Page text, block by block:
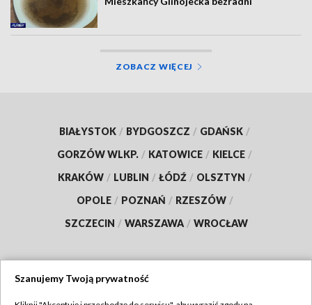
ZOBACZ WIĘCEJ
BIAŁYSTOK / BYDGOSZCZ / GDAŃSK /
GORZÓW WLKP. / KATOWICE / KIELCE /
KRAKÓW / LUBLIN / ŁÓDŹ / OLSZTYN /
OPOLE / POZNAŃ / RZESZÓW /
SZCZECIN / WARSZAWA / WROCŁAW
Szanujemy Twoją prywatność